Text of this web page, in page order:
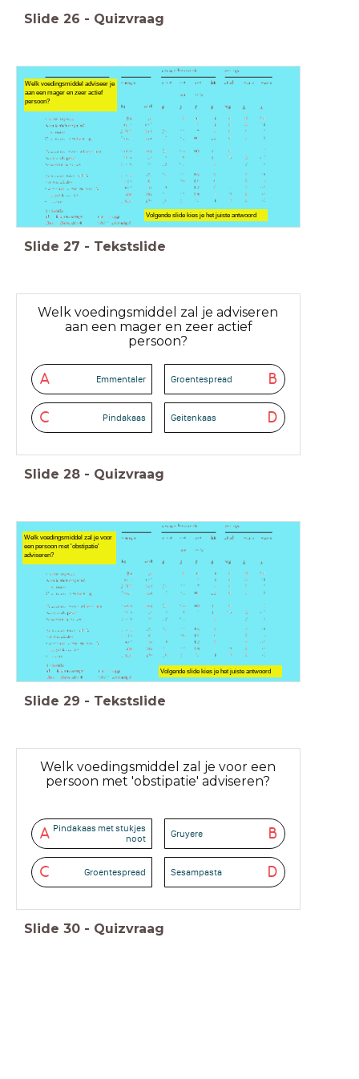
Slide 26 - Quizvraag
Welk voedingsmiddel adviseer je
aan een mager en zeer actief
persoon?
Volgende slide kies je het juiste antwoord
Slide 27 - Tekstslide
Welk voedingsmiddel zal je adviseren
aan een mager en zeer actief
persoon?
A Emmentaler B
Groentespread
C Pindakaas D
Geitenkaas
Slide 28 - Quizvraag
Welk voedingsmiddel zal je voor
een persoon met 'obstipatie'
adviseren?
Volgende slide kies je het juiste antwoord
Slide 29 - Tekstslide
Welk voedingsmiddel zal je voor een
persoon met 'obstipatie' adviseren?
A Pindakaas met stukjes
noot
B
Gruyere
C Groentespread D
Sesampasta
Slide 30 - Quizvraag